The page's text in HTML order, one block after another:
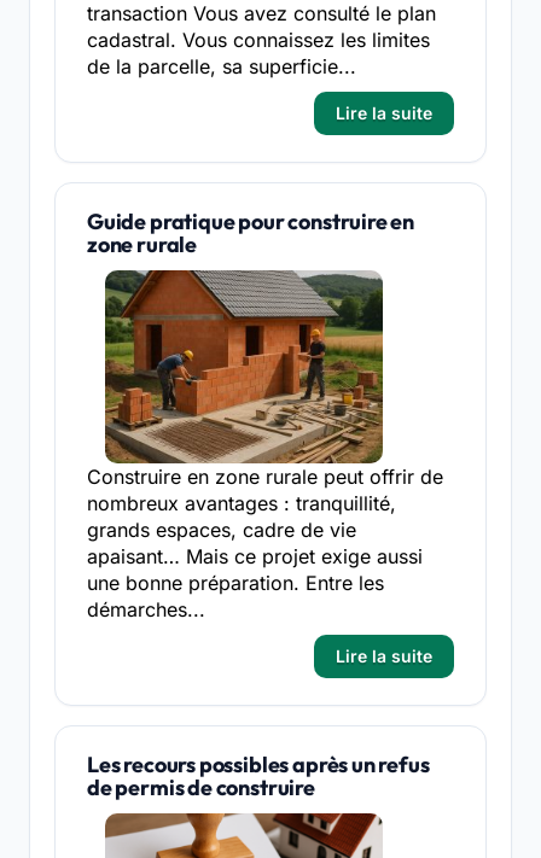
transaction Vous avez consulté le plan
cadastral. Vous connaissez les limites
de la parcelle, sa superficie...
Lire la suite
Guide pratique pour construire en
zone rurale
Construire en zone rurale peut offrir de
nombreux avantages : tranquillité,
grands espaces, cadre de vie
apaisant… Mais ce projet exige aussi
une bonne préparation. Entre les
démarches...
Lire la suite
Les recours possibles après un refus
de permis de construire